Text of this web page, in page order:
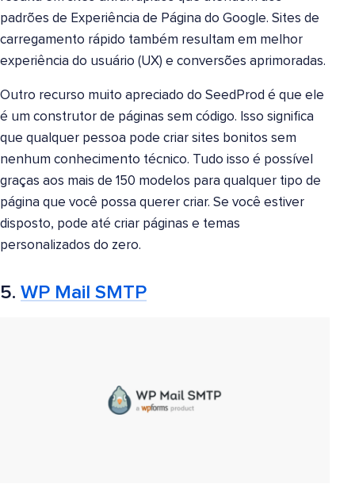
padrões de Experiência de Página do Google. Sites de
carregamento rápido também resultam em melhor
experiência do usuário (UX) e conversões aprimoradas.
Outro recurso muito apreciado do SeedProd é que ele
é um construtor de páginas sem código. Isso significa
que qualquer pessoa pode criar sites bonitos sem
nenhum conhecimento técnico. Tudo isso é possível
graças aos mais de 150 modelos para qualquer tipo de
página que você possa querer criar. Se você estiver
disposto, pode até criar páginas e temas
personalizados do zero.
5. WP Mail SMTP